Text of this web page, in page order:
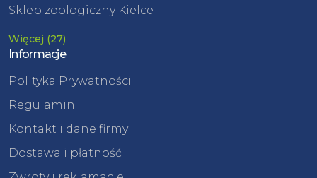
Sklep zoologiczny Kielce
Więcej (27)
Informacje
Polityka Prywatności
Regulamin
Kontakt i dane firmy
Dostawa i płatność